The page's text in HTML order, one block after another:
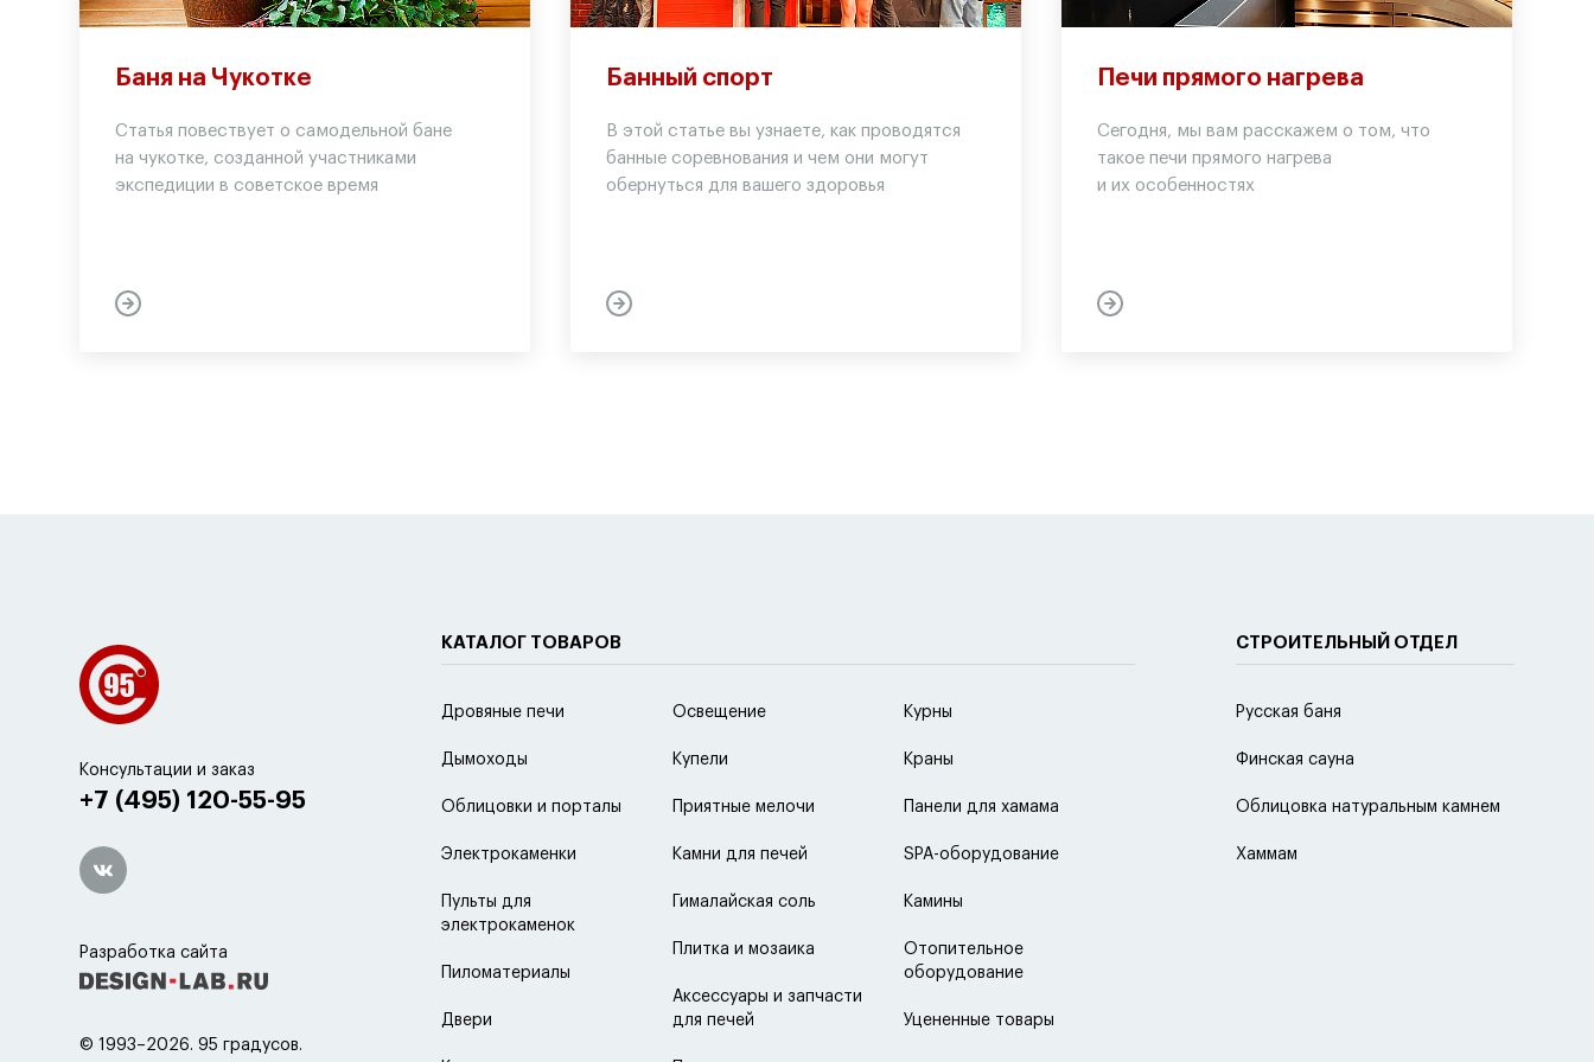
Баня на Чукотке
Статья повествует о самодельной бане
на чукотке, созданной участниками
экспедиции в советское время
Банный спорт
В этой статье вы узнаете, как проводятся
банные соревнования и чем они могут
обернуться для вашего здоровья
Печи прямого нагрева
Сегодня, мы вам расскажем о том, что
такое печи прямого нагрева
и их особенностях
Консультации и заказ
+7 (495) 120-55-95
Разработка сайта
© 1993–2026. 95 градусов.
КАТАЛОГ ТОВАРОВ
Дровяные печи
Дымоходы
Облицовки и порталы
Электрокаменки
Пульты для
электрокаменок
Пиломатериалы
Двери
Освещение
Купели
Приятные мелочи
Камни для печей
Гималайская соль
Плитка и мозаика
Аксессуары и запчасти
для печей
Курны
Краны
Панели для хамама
SPA-оборудование
Камины
Отопительное
оборудование
Уцененные товары
СТРОИТЕЛЬНЫЙ ОТДЕЛ
Русская баня
Финская сауна
Облицовка натуральным камнем
Хаммам